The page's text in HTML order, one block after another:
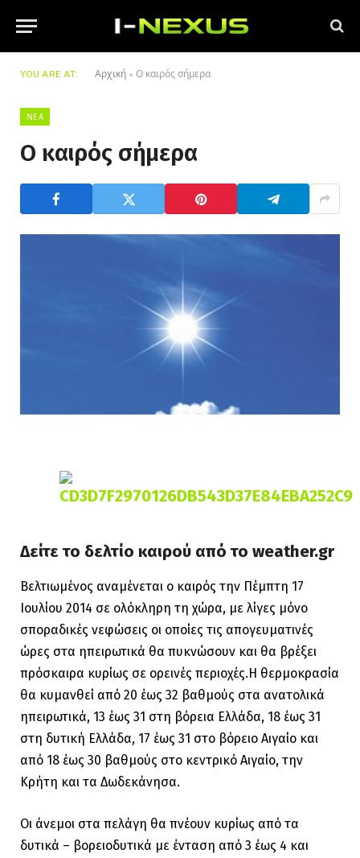
YOU ARE AT: Αρχική » Ο καιρός σήμερα
ΝΈΑ
Ο καιρός σήμερα
Δείτε το δελτίο καιρού από το weather.gr
Βελτιωμένος αναμένεται ο καιρός την Πέμπτη 17
Ιουλίου 2014 σε ολόκληρη τη χώρα, με λίγες μόνο
σποραδικές νεφώσεις οι οποίες τις απογευματινές
ώρες στα ηπειρωτικά θα πυκνώσουν και θα βρέξει
πρόσκαιρα κυρίως σε ορεινές περιοχές.Η θερμοκρασία
θα κυμανθεί από 20 έως 32 βαθμούς στα ανατολικά
ηπειρωτικά, 13 έως 31 στη βόρεια Ελλάδα, 18 έως 31
στη δυτική Ελλάδα, 17 έως 31 στο βόρειο Αιγαίο και
από 18 έως 30 βαθμούς στο κεντρικό Αιγαίο, την
Κρήτη και τα Δωδεκάνησα.
Οι άνεμοι στα πελάγη θα πνέουν κυρίως από τα
δυτικά – βορειοδυτικά με ένταση από 3 έως 4 και